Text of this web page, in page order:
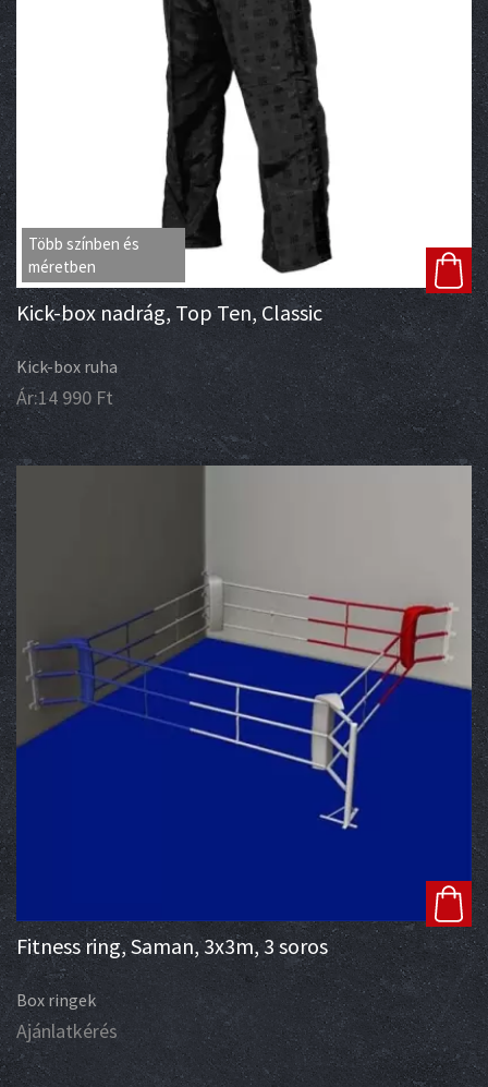
Több színben és
méretben
Kick-box nadrág, Top Ten, Classic
Kick-box ruha
Ár:14 990 Ft
Fitness ring, Saman, 3x3m, 3 soros
Box ringek
Ajánlatkérés